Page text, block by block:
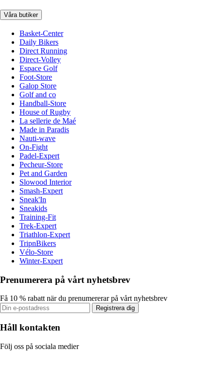
Våra butiker
Basket-Center
Daily Bikers
Direct Running
Direct-Volley
Espace Golf
Foot-Store
Galop Store
Golf and co
Handball-Store
House of Rugby
La sellerie de Maé
Made in Paradis
Nauti-wave
On-Fight
Padel-Expert
Pecheur-Store
Pet and Garden
Slowood Interior
Smash-Expert
Sneak'In
Sneakids
Training-Fit
Trek-Expert
Triathlon-Expert
TripnBikers
Vélo-Store
Winter-Expert
Prenumerera på vårt nyhetsbrev
Få 10 % rabatt när du prenumererar på vårt nyhetsbrev
Registrera dig
Håll kontakten
Följ oss på sociala medier